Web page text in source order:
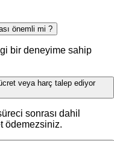
önemli mi ?
bir deneyime sahip
veya harç talep ediyor
sonrası dahil
ödemezsiniz.